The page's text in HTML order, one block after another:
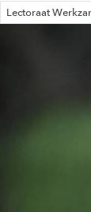
Lectoraat